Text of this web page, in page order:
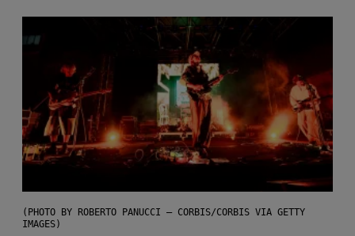
(PHOTO BY ROBERTO PANUCCI – CORBIS/CORBIS VIA GETTY
IMAGES)